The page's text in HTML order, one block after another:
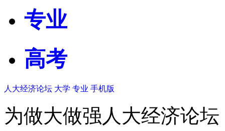
专业
高考
人大经济论坛 大学 专业 手机版
为做大做强人大经济论